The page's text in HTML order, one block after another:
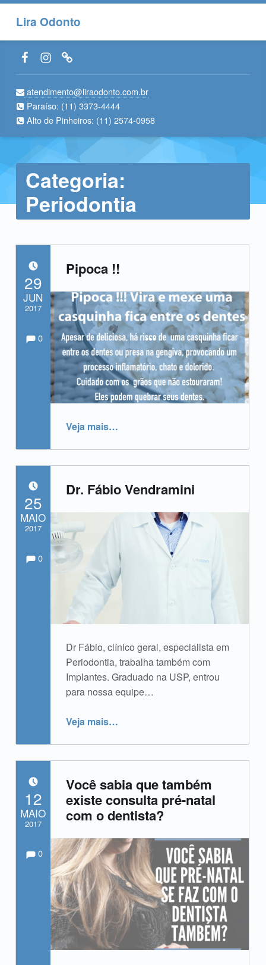
Lira Odonto
Facebook LiraOdonto
Instagram LiraOdonto
Site LiraOdonto
atendimento@liraodonto.com.br
Paraíso: (11) 3373-4444
Alto de Pinheiros: (11) 2574-0958
Categoria:
Periodontia
Pipoca !!
Veja mais…
POSTADO EM:
29
JUN
2017
Escrito por:Comentários:
Comments:
0
Dr. Fábio Vendramini
Dr Fábio, clínico geral, especialista em
Periodontia, trabalha também com
Implantes. Graduado na USP, entrou
para nossa equipe…
Veja mais…
POSTADO EM:
25
MAIO
2017
Escrito por:Comentários:
Comments:
0
Você sabia que também
existe consulta pré-natal
com o dentista?
POSTADO EM:
12
MAIO
2017
Escrito por:Comentários:
Comments:
0